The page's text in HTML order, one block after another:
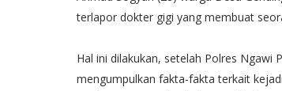
terlapor dokter gigi yang membuat
Hal ini dilakukan, setelah Polres Ngawi
mengumpulkan fakta-fakta terkait